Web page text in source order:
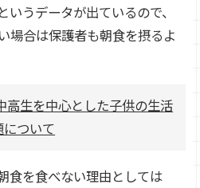
うデータが出ているので、
場合は保護者も朝食を摂るよ
高生を中心とした子供の生活
ついて
食を食べない理由としては